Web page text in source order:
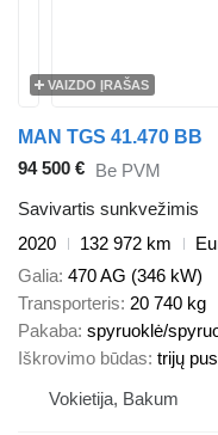
VAIZDO ĮRAŠAS
MAN TGS 41.470 BB
94 500 € Be PVM
Savivartis sunkvežimis
2020
132 972 km
Galia 470 AG (346 kW)
Transporteris 20 740 kg
Pakaba spyruoklė/
Iškrovimo būdas trijų
Vokietija, Bakum